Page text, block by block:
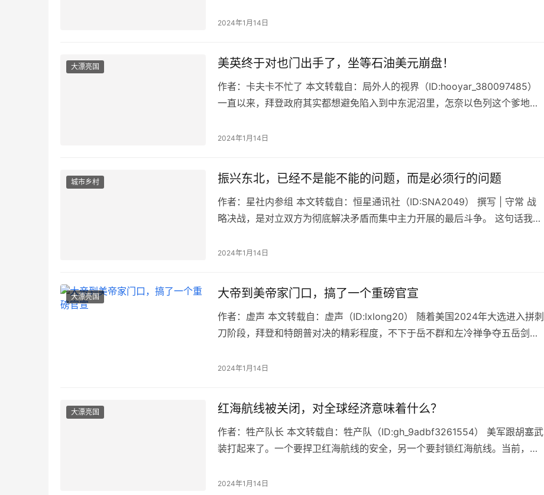
2024年1月14日
大漂亮国 美英终于对也门出手了，坐等石油美元崩盘！
作者：卡夫卡不忙了 本文转载自：局外人的视界（ID:hooyar_380097485）
一直以来，拜登政府其实都想避免陷入到中东泥沼里，怎奈以色列这个爹地太
2024年1月14日
城市乡村 振兴东北，已经不是能不能的问题，而是必须行的问题
作者：星社内参组 本文转载自：恒星通讯社（ID:SNA2049） 撰写 | 守常 战
略决战，是对立双方为彻底解决矛盾而集中主力开展的最后斗争。 这句话我们
2024年1月14日
大漂亮国 大帝到美帝家门口，搞了一个重磅官宣
作者：虚声 本文转载自：虚声（ID:lxlong20） 随着美国2024年大选进入拼刺
刀阶段，拜登和特朗普对决的精彩程度，不下于岳不群和左冷禅争夺五岳剑派
2024年1月14日
大漂亮国 红海航线被关闭，对全球经济意味着什么？
作者：牲产队长 本文转载自：牲产队（ID:gh_9adbf3261554） 美军跟胡塞武
装打起来了。一个要捍卫红海航线的安全，另一个要封锁红海航线。当前，西
2024年1月14日